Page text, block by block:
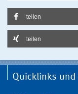
teilen
teilen
Quicklinks und